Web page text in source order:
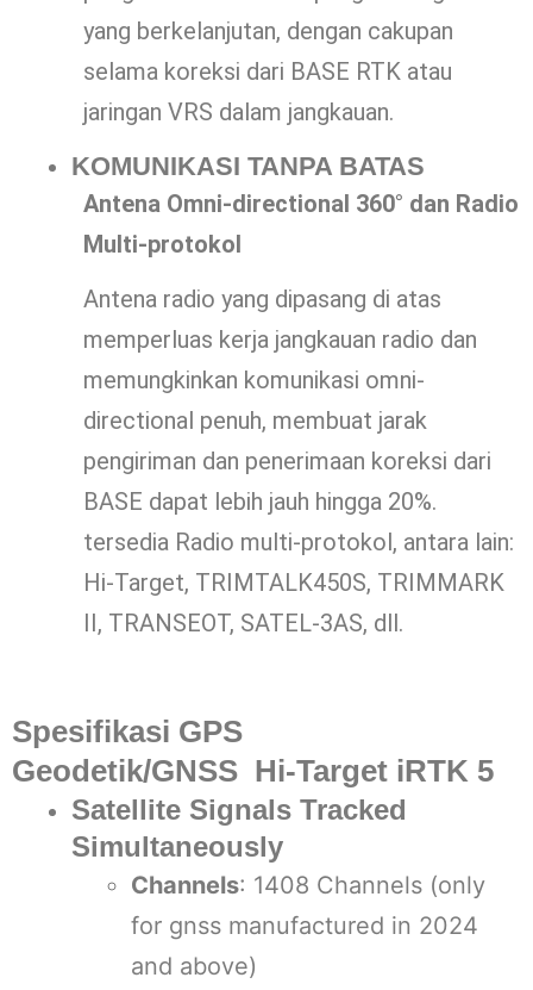
yang berkelanjutan, dengan cakupan
selama koreksi dari BASE RTK atau
jaringan VRS dalam jangkauan.
KOMUNIKASI TANPA BATAS
Antena Omni-directional 360° dan Radio
Multi-protokol
Antena radio yang dipasang di atas
memperluas kerja jangkauan radio dan
memungkinkan komunikasi omni-
directional penuh, membuat jarak
pengiriman dan penerimaan koreksi dari
BASE dapat lebih jauh hingga 20%.
tersedia Radio multi-protokol, antara lain:
Hi-Target, TRIMTALK450S, TRIMMARK
II, TRANSEOT, SATEL-3AS, dll.
Spesifikasi GPS
Geodetik/GNSS Hi-Target iRTK 5
Satellite Signals Tracked
Simultaneously
Channels: 1408 Channels (only
for gnss manufactured in 2024
and above)